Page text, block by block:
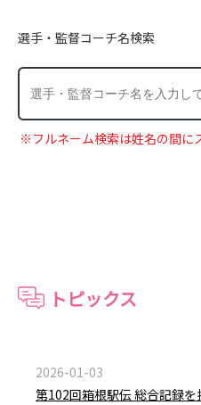
選手・監督コーチ名検索
※フルネーム検索は姓名の間に
トピックス
2026-01-03
第102回箱根駅伝 総合記録を